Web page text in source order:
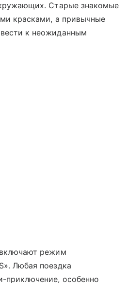
Старые знакомые
красками, а привычные
к неожиданным
режим
Любая поездка
приключение, особенно